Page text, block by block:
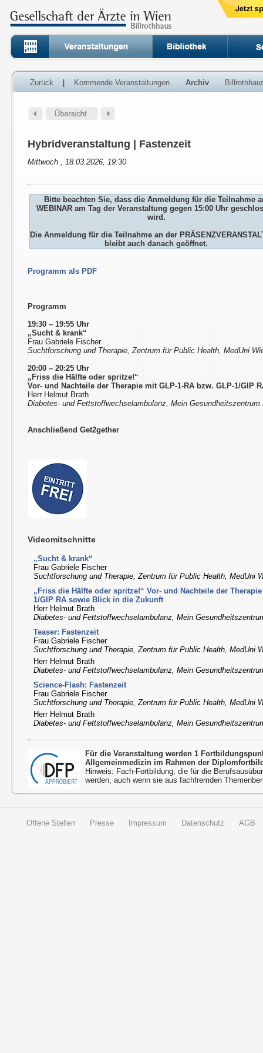
Zurück Kommende Veranstaltungen Archiv
Hybridveranstaltung | Fastenzeit
Mittwoch , 18.03.2026, 19:30
Bitte beachten Sie, dass die Anmeldung für die Teilnahme
WEBINAR am Tag der Veranstaltung gegen 15:00 Uhr
wird.
Die Anmeldung für die Teilnahme an der
bleibt auch danach geöffnet.
Programm als PDF
Programm
19:30 – 19:55 Uhr
„Sucht & krank“
Frau Gabriele Fischer
Suchtforschung und Therapie, Zentrum für Public Health, MedUni
20:00 – 20:25 Uhr
„Friss die Hälfte oder spritze!“
Vor- und Nachteile der Therapie mit GLP-1-RA bzw. GLP-1/GIP
Herr Helmut Brath
Diabetes- und Fettstoffwechselambulanz, Mein Gesundheitszentrum
Anschließend Get2gether
Videomitschnitte
„Sucht & krank“
Frau Gabriele Fischer
Suchtforschung und Therapie, Zentrum für Public Health, MedUni
„Friss die Hälfte oder spritze!“ Vor- und Nachteile der
1/GIP RA sowie Blick in die Zukunft
Herr Helmut Brath
Diabetes- und Fettstoffwechselambulanz, Mein
Teaser: Fastenzeit
Frau Gabriele Fischer
Suchtforschung und Therapie, Zentrum für Public Health, MedUni
Herr Helmut Brath
Diabetes- und Fettstoffwechselambulanz, Mein
Science-Flash: Fastenzeit
Frau Gabriele Fischer
Suchtforschung und Therapie, Zentrum für Public Health, MedUni
Herr Helmut Brath
Diabetes- und Fettstoffwechselambulanz, Mein
Für die Veranstaltung werden 1
Allgemeinmedizin im Rahmen der
Hinweis: Fach-Fortbildung, die für die
werden, auch wenn sie aus fachfremden
Offene Stellen Presse Impressum Datenschutz AGB